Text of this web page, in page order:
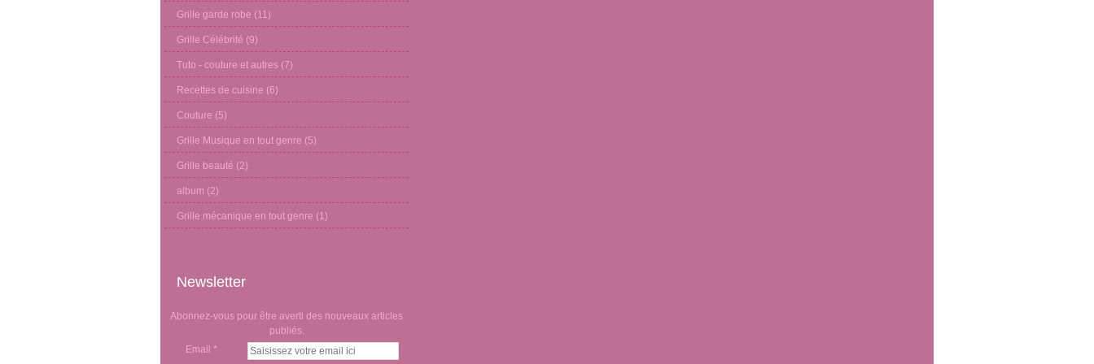
Grille garde robe (11)
Grille Célébrité (9)
Tuto - couture et autres (7)
Recettes de cuisine (6)
Couture (5)
Grille Musique en tout genre (5)
Grille beauté (2)
album (2)
Grille mécanique en tout genre (1)
Newsletter
Abonnez-vous pour être averti des nouveaux articles
publiés.
Email